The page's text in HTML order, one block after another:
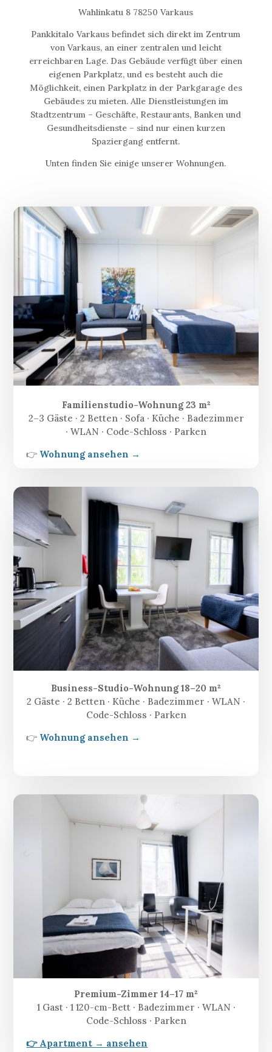
Wahlinkatu 8 78250 Varkaus
Pankkitalo Varkaus befindet sich direkt im Zentrum
von Varkaus, an einer zentralen und leicht
erreichbaren Lage. Das Gebäude verfügt über einen
eigenen Parkplatz, und es besteht auch die
Möglichkeit, einen Parkplatz in der Parkgarage des
Gebäudes zu mieten. Alle Dienstleistungen im
Stadtzentrum – Geschäfte, Restaurants, Banken und
Gesundheitsdienste – sind nur einen kurzen
Spaziergang entfernt.
Unten finden Sie einige unserer Wohnungen.
Familienstudio-Wohnung 23 m²
2–3 Gäste · 2 Betten · Sofa · Küche · Badezimmer
· WLAN · Code-Schloss · Parken
👉 Wohnung ansehen →
Business-Studio-Wohnung 18–20 m²
2 Gäste · 2 Betten · Küche · Badezimmer · WLAN ·
Code-Schloss · Parken
👉 Wohnung ansehen →
Premium-Zimmer 14–17 m²
1 Gast · 1 120-cm-Bett · Badezimmer · WLAN ·
Code-Schloss · Parken
👉 Apartment → ansehen